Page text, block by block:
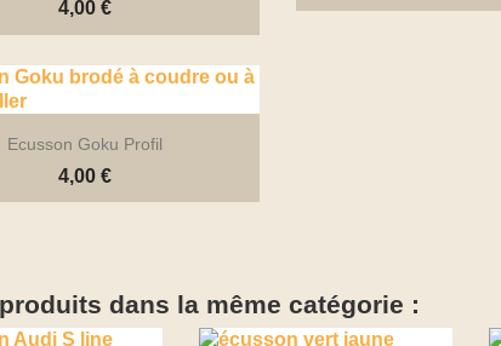
4,00 €
Aperçu rapide
Ecusson Goku Profil
4,00 €
dans la même catégorie :